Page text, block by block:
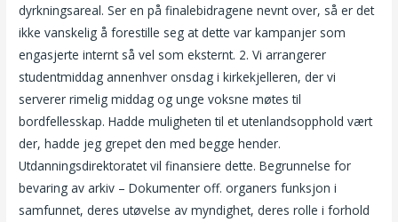
dyrkningsareal. Ser en på finalebidragene nevnt over, så er det
ikke vanskelig å forestille seg at dette var kampanjer som
engasjerte internt så vel som eksternt. 2. Vi arrangerer
studentmiddag annenhver onsdag i kirkekjelleren, der vi
serverer rimelig middag og unge voksne møtes til
bordfellesskap. Hadde muligheten til et utenlandsopphold vært
der, hadde jeg grepet den med begge hender.
Utdanningsdirektoratet vil finansiere dette. Begrunnelse for
bevaring av arkiv – Dokumenter off. organers funksjon i
samfunnet, deres utøvelse av myndighet, deres rolle i forhold